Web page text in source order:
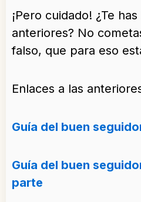
¡Pero cuidado! ¿Te
anteriores? No
falso, que para eso
Enlaces a las
Guía del buen
Guía del buen
parte